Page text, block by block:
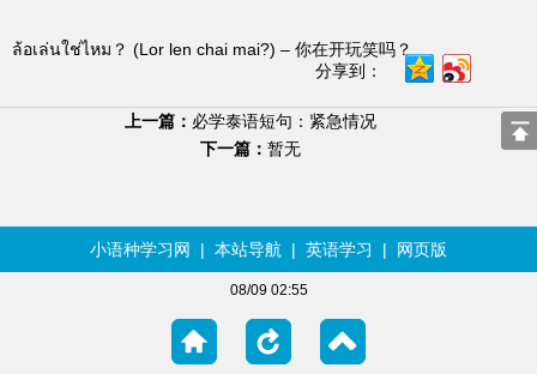
ล้อเล่นใช่ไหม？ (Lor len chai mai?) – 你在开玩笑吗？
分享到：
上一篇： 必学泰语短句：紧急情况
下一篇： 暂无
小语种学习网 | 本站导航 | 英语学习 | 网页版
08/09 02:55